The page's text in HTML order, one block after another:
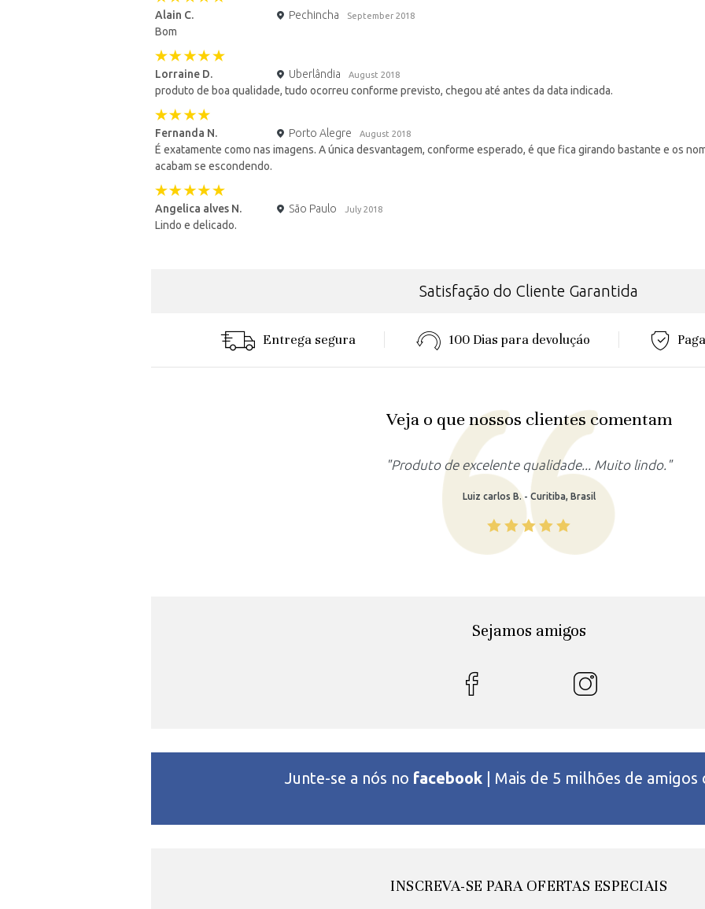
Alain C. Pechincha September 2018
Bom
Lorraine D. Uberlândia August 2018
produto de boa qualidade, tudo ocorreu conforme previsto, chegou até antes da data indicada.
Fernanda N. Porto Alegre August 2018
É exatamente como nas imagens. A única desvantagem, conforme esperado, é que fica girando bastante e os
acabam se escondendo.
Angelica alves N. São Paulo July 2018
Lindo e delicado.
Satisfação do Cliente Garantida
Entrega segura 100 Dias para devoluçáo
Veja o que nossos clientes comentam
"Produto lindo, atendeu as minhas expectativas."
Rafaela M. - Recife, Brasil
Sejamos amigos
Junte-se a nós no facebook | Mais de 5 milhões de
INSCREVA-SE PARA OFERTAS ESPECIAIS